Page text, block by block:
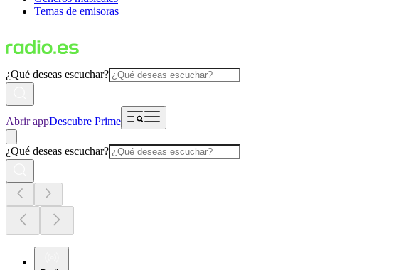
Temas de emisoras
¿Qué deseas escuchar?
Abrir appDescubre Prime
¿Qué deseas escuchar?